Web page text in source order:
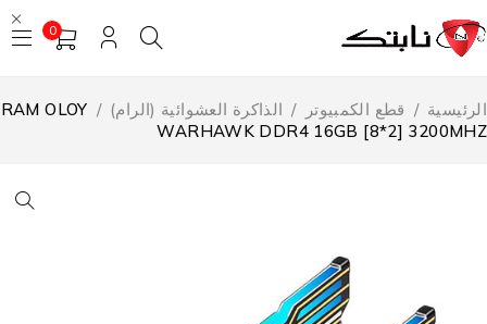
0
/ قطع الكمبيوتر الذاكرة العشوائية (الرام) /
RAM OLOY
WARHAWK DDR4 16GB [8*2]